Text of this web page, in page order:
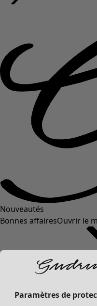
Nouveautés
Bonnes affairesOuvrir le
Paramètres de